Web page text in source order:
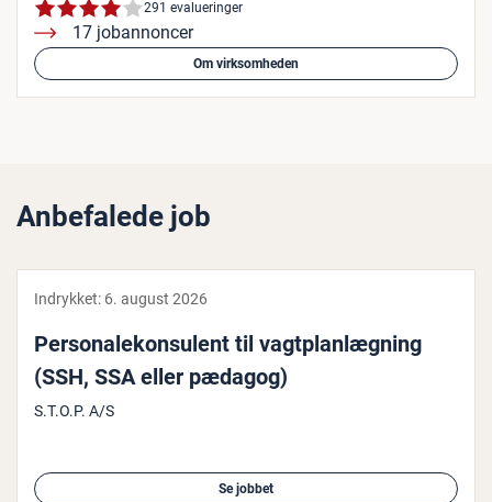
291 evalueringer
17 jobannoncer
Om virksomheden
Anbefalede job
Indrykket: 6. august 2026
Per­so­na­le­kon­su­lent til vagt­plan­læg­ning
(SSH, SSA eller pædagog)
S.T.O.P. A/S
Se jobbet